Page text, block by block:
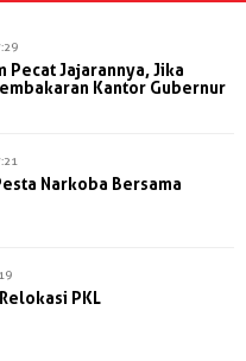
Pecat Jajarannya, Jika
Kantor Gubernur
Narkoba Bersama
PKL